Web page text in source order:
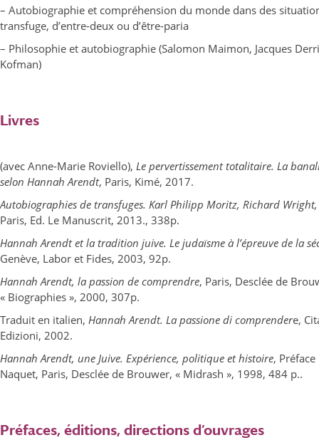
– Autobiographie et compréhension du monde dans des
transfuge, d’entre-deux ou d’être-paria
– Philosophie et autobiographie (Salomon Maimon, Jacques
Kofman)
Livres
(avec Anne-Marie Roviello), Le pervertissement totalitaire. La
selon Hannah Arendt, Paris, Kimé, 2017.
Autobiographies de transfuges. Karl Philipp Moritz, Richard Wright,
Paris, Ed. Le Manuscrit, 2013., 338p.
Hannah Arendt et la tradition juive. Le judaïsme à l’épreuve de la
Genève, Labor et Fides, 2003, 92p.
Hannah Arendt, la passion de comprendre, Paris, Desclée de
« Biographies », 2000, 307p.
Traduit en italien, Hannah Arendt. La passione di comprendere,
Edizioni, 2002.
Hannah Arendt, une Juive. Expérience, politique et histoire,
Naquet, Paris, Desclée de Brouwer, « Midrash », 1998, 484 p..
Préfaces, éditions, directions d’ouvrages